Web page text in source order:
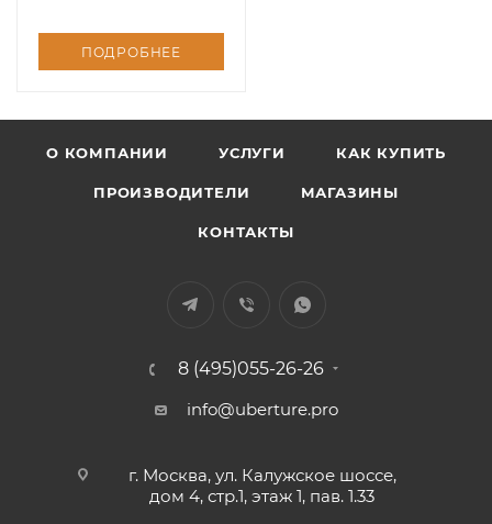
ПОДРОБНЕЕ
О КОМПАНИИ УСЛУГИ КАК КУПИТЬ
ПРОИЗВОДИТЕЛИ МАГАЗИНЫ
КОНТАКТЫ
8 (495)055-26-26
info@uberture.pro
г. Москва, ул. Калужское шоссе,
дом 4, стр.1, этаж 1, пав. 1.33